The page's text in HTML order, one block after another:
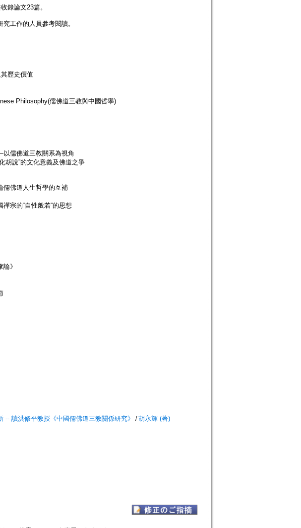
錄論文23篇。
工作的人員參考閱讀。
歷史價值
Philosophy(儒佛道三教與中國哲學)
儒佛道三教關系為視角
說”的文化意義及佛道之爭
佛道人生哲學的互補
宗的“自性般若”的思想
》
讀洪修平教授《中國儒佛道三教關係研究》 /胡永輝 (著)